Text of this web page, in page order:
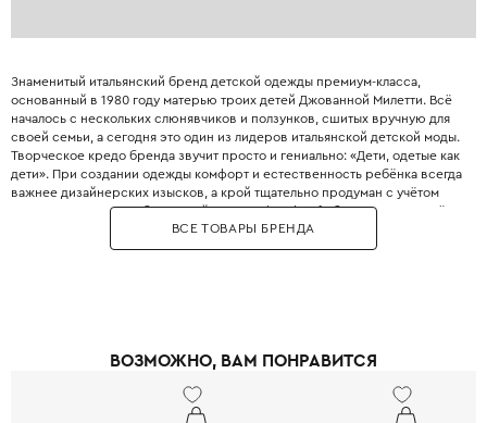
Знаменитый итальянский бренд детской одежды премиум-класса,
основанный в 1980 году матерью троих детей Джованной Милетти. Всё
началось с нескольких слюнявчиков и ползунков, сшитых вручную для
своей семьи, а сегодня это один из лидеров итальянской детской моды.
Творческое кредо бренда звучит просто и гениально: «Дети, одетые как
дети». При создании одежды комфорт и естественность ребёнка всегда
важнее дизайнерских изысков, а крой тщательно продуман с учётом
всех возрастных особенностей. Философия Il Gufo базируется на трёх
китах: качество материалов, продуманность деталей и эксклюзивность,
что сделало бренд эталоном качества. Для пошива одежды
которые ценят настоящее итальянское качество и хотят,, чтобы ребёнок
ВСЕ ТОВАРЫ БРЕНДА
ВОЗМОЖНО, ВАМ ПОНРАВИТСЯ